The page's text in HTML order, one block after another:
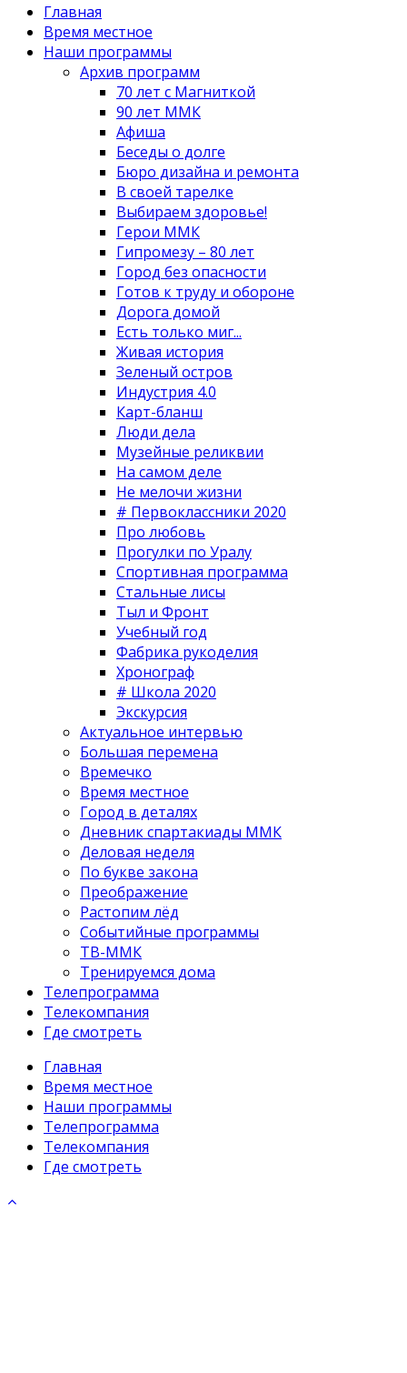
Главная
Время местное
Наши программы
Архив программ
70 лет с Магниткой
90 лет ММК
Афиша
Беседы о долге
Бюро дизайна и ремонта
В своей тарелке
Выбираем здоровье!
Герои ММК
Гипромезу – 80 лет
Город без опасности
Готов к труду и обороне
Дорога домой
Есть только миг...
Живая история
Зеленый остров
Индустрия 4.0
Карт-бланш
Люди дела
Музейные реликвии
На самом деле
Не мелочи жизни
# Первоклассники 2020
Про любовь
Прогулки по Уралу
Спортивная программа
Стальные лисы
Тыл и Фронт
Учебный год
Фабрика рукоделия
Хронограф
# Школа 2020
Экскурсия
Актуальное интервью
Большая перемена
Времечко
Время местное
Город в деталях
Дневник спартакиады ММК
Деловая неделя
По букве закона
Преображение
Растопим лёд
Событийные программы
ТВ-ММК
Тренируемся дома
Телепрограмма
Телекомпания
Где смотреть
Главная
Время местное
Наши программы
Телепрограмма
Телекомпания
Где смотреть